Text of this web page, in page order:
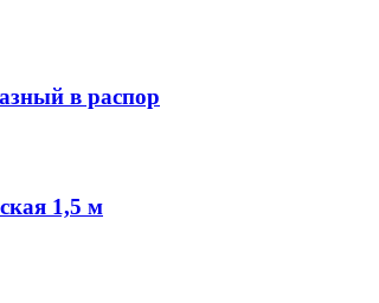
в распор
1,5 м